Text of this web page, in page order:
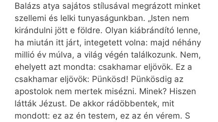
Balázs atya sajátos stílusával megrázott minket
szellemi és lelki tunyaságunkban. „Isten nem
kirándulni jött e földre. Olyan kiábrándító lenne,
ha miután itt járt, integetett volna: majd néhány
millió év múlva, a világ végén találkozunk. Nem,
ehelyett azt mondta: csakhamar eljövök. Ez a
csakhamar eljövök: Pünkösd! Pünkösdig az
apostolok nem mertek misézni. Minek? Hiszen
látták Jézust. De akkor rádöbbentek, mit
mondott: ez az én testem, ez az én vérem. S